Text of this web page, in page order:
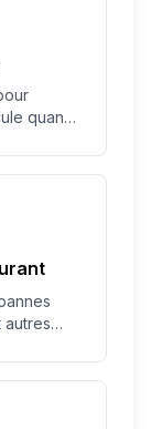
quand
autres